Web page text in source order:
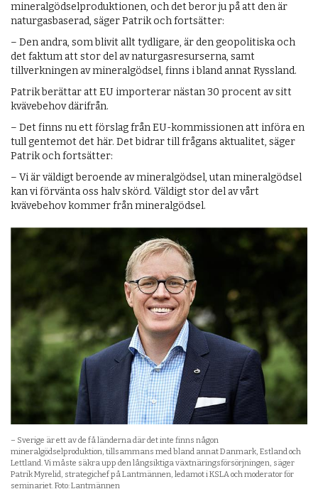
mineralgödselproduktionen, och det beror ju på att den är
naturgasbaserad, säger Patrik och fortsätter:
– Den andra, som blivit allt tydligare, är den geopolitiska och
det faktum att stor del av naturgasresurserna, samt
tillverkningen av mineralgödsel, finns i bland annat Ryssland.
Patrik berättar att EU importerar nästan 30 procent av sitt
kvävebehov därifrån.
– Det finns nu ett förslag från EU-kommissionen att införa en
tull gentemot det här. Det bidrar till frågans aktualitet, säger
Patrik och fortsätter:
– Vi är väldigt beroende av mineralgödsel, utan mineralgödsel
kan vi förvänta oss halv skörd. Väldigt stor del av vårt
kvävebehov kommer från mineralgödsel.
– Sverige är ett av de få länderna där det inte finns någon
mineralgödselproduktion, tillsammans med bland annat Danmark, Estland och
Lettland. Vi måste säkra upp den långsiktiga växtnäringsförsörjningen, säger
Patrik Myrelid, strategichef på Lantmännen, ledamot i KSLA och moderator för
seminariet. Foto: Lantmännen